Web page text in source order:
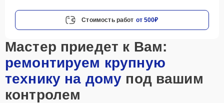
Стоимость работ от 500₽
Мастер приедет к Вам:
ремонтируем крупную
технику на дому под вашим
контролем